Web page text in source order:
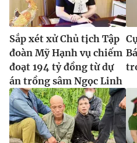
Sắp xét xử Chủ tịch Tập
đoàn Mỹ Hạnh vụ chiếm
đoạt 194 tỷ đồng từ dự
án trồng sâm Ngọc Linh